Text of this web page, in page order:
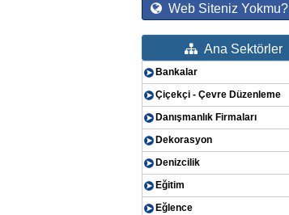
Web Siteniz Yokmu?
Ana Sektörler
Bankalar
Çiçekçi - Çevre Düzenleme
Danışmanlık Firmaları
Dekorasyon
Denizcilik
Eğitim
Eğlence